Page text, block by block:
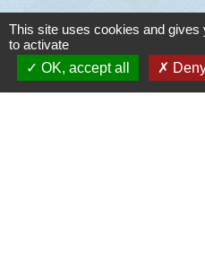
Opération tranquilité
Application Mobile
This site uses cookies and
to activate
OK, accept all